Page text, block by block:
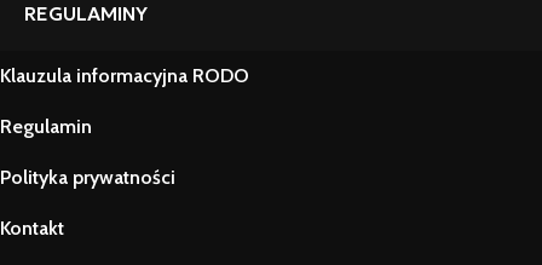
REGULAMINY
Klauzula informacyjna RODO
Regulamin
Polityka prywatności
Kontakt